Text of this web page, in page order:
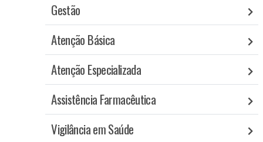
Gestão
Atenção Básica
Atenção Especializada
Assistência Farmacêutica
Vigilância em Saúde